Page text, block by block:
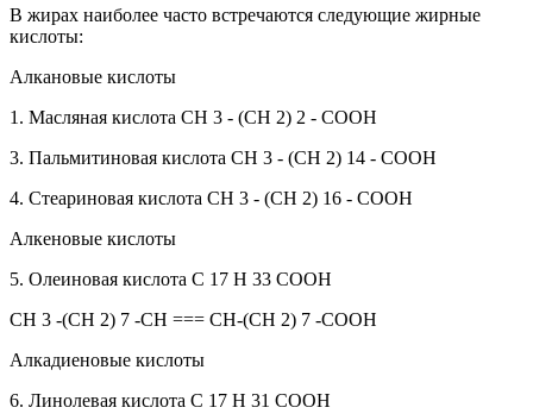
В жирах наиболее часто встречаются следующие жирные
кислоты:
Алкановые кислоты
1. Масляная кислота СН 3 - (CH 2) 2 - СООН
3. Пальмитиновая кислота СН 3 - (CH 2) 14 - СООН
4. Стеариновая кислота СН 3 - (CH 2) 16 - СООН
Алкеновые кислоты
5. Олеиновая кислота С 17 Н 33 СООН
СН 3 -(СН 2) 7 -СН === СН-(СН 2) 7 -СООН
Алкадиеновые кислоты
6. Линолевая кислота С 17 Н 31 СООН